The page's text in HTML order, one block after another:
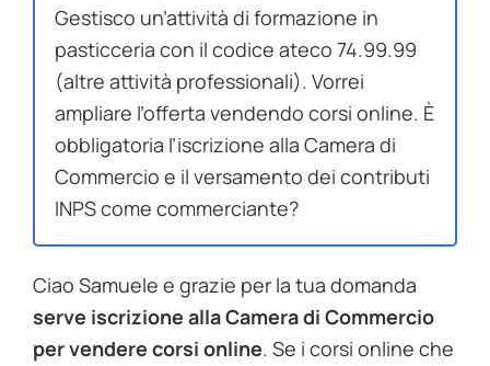
Gestisco un’attività di formazione in
pasticceria con il codice ateco 74.99.99
(altre attività professionali). Vorrei
ampliare l’offerta vendendo corsi online. È
obbligatoria l’iscrizione alla Camera di
Commercio e il versamento dei contributi
INPS come commerciante?
Ciao Samuele e grazie per la tua domanda
serve iscrizione alla Camera di Commercio
per vendere corsi online. Se i corsi online che